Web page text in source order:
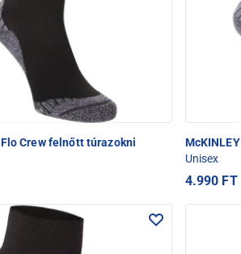
Flo Crew felnőtt túrazokni
McKINLEY
Unisex
4.990 FT